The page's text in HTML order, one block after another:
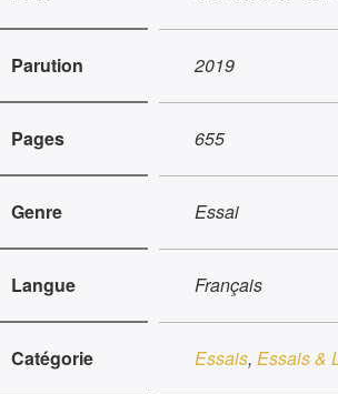
Parution 2019
Pages 655
Genre Essai
Langue Français
Catégorie Essais, Essais &